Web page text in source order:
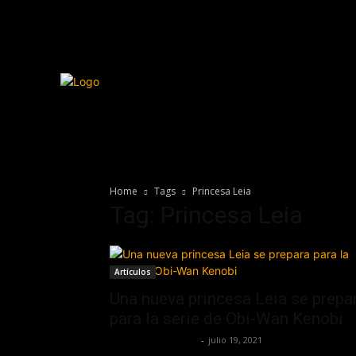
Home Tags Princesa Leia
Artículos
- julio 19, 2021